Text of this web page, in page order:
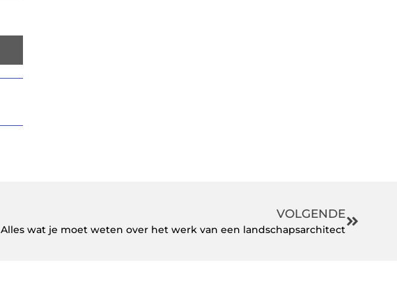
VOLGENDE
Alles wat je moet weten over het werk van een landschapsarchitect